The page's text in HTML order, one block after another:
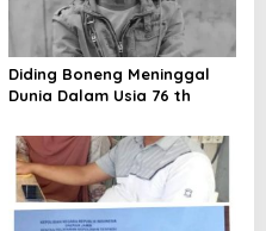
Diding Boneng Meninggal
Dunia Dalam Usia 76 th